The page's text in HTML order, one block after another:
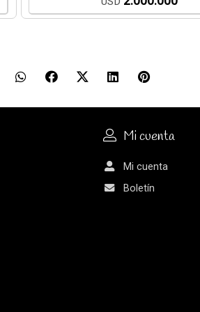
Mi cuenta
Mi cuenta
Boletín